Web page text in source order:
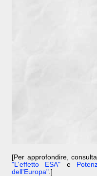
[Per approfondire,
"L'effetto ESA" e
dell'Europa" .]